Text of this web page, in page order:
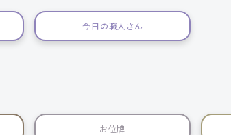
今日の職人さん
お位牌